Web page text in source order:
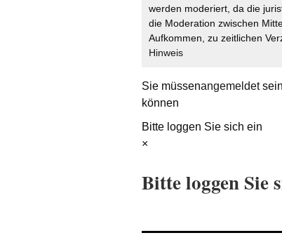
werden moderiert, da die
die Moderation zwischen
Aufkommen, zu zeitlichen
Hinweis
Sie müssenangemeldet
können
Bitte loggen Sie sich ein
×
Bitte loggen Sie